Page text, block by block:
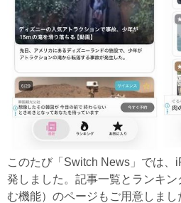
このたび「Switch News」では、
発しました。記事一覧とランキ
む機能）のページもご用意しまし